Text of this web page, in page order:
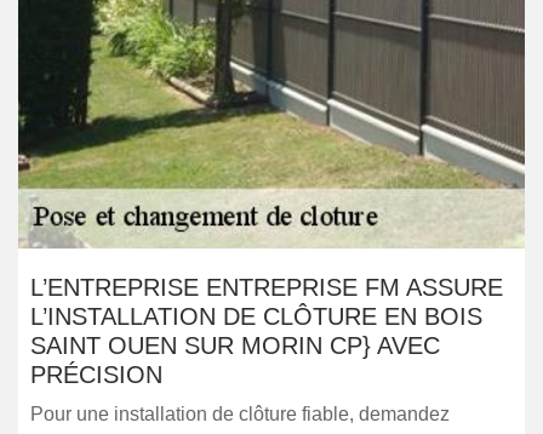
L’ENTREPRISE ENTREPRISE FM ASSURE
L’INSTALLATION DE CLÔTURE EN BOIS
SAINT OUEN SUR MORIN CP} AVEC
PRÉCISION
Pour une installation de clôture fiable, demandez